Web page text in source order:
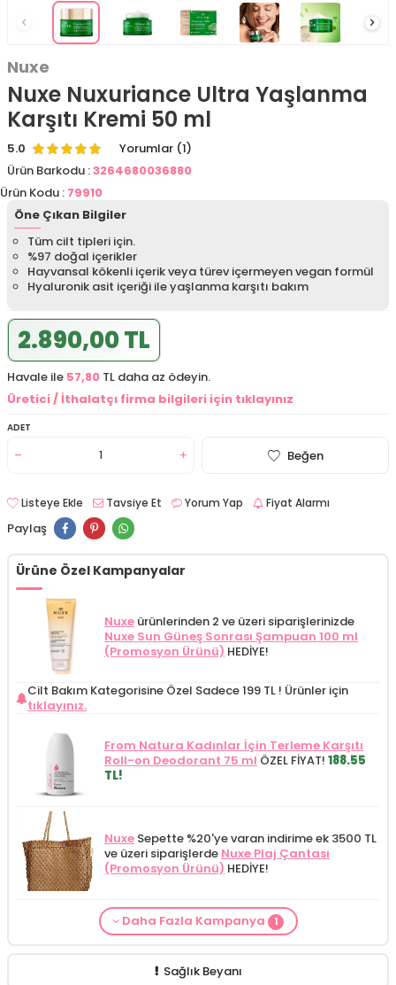
Nuxe
Nuxe Nuxuriance Ultra Yaşlanma
Karşıtı Kremi 50 ml
5.0
Yorumlar (1)
Ürün Barkodu :3264680036880
Ürün Kodu : 79910
Öne Çıkan Bilgiler
Tüm cilt tipleri için.
%97 doğal içerikler
Hayvansal kökenli içerik veya türev içermeyen vegan formül
Hyaluronik asit içeriği ile yaşlanma karşıtı bakım
2.890,00 TL
Havale ile 57,80 TL daha az ödeyin.
Üretici / İthalatçı firma bilgileri için tıklayınız
ADET
Beğen
Listeye Ekle Tavsiye Et Yorum Yap Fiyat Alarmı
Paylaş
Ürüne Özel Kampanyalar
Nuxe ürünlerinden 2 ve üzeri siparişlerinizde
Nuxe Sun Güneş Sonrası Şampuan 100 ml
(Promosyon Ürünü) HEDİYE!
Cilt Bakım Kategorisine Özel Sadece 199 TL ! Ürünler için
tıklayınız.
From Natura Kadınlar İçin Terleme Karşıtı
Roll-on Deodorant 75 ml ÖZEL FİYAT! 188.55
TL!
Nuxe Sepette %20'ye varan indirime ek 3500 TL
ve üzeri siparişlerde Nuxe Plaj Çantası
(Promosyon Ürünü) HEDİYE!
Cilt Bakım ürünü siparişinizdeMamaaura
Daha Fazla Kampanya 1
Sağlık Beyanı